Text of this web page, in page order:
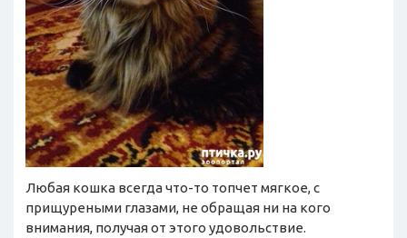
Любая кошка всегда что-то топчет мягкое, с
прищуреными глазами, не обращая ни на кого
внимания, получая от этого удовольствие.